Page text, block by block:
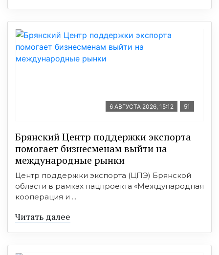
6 АВГУСТА 2026, 15:12 51
Брянский Центр поддержки экспорта
помогает бизнесменам выйти на
международные рынки
Центр поддержки экспорта (ЦПЭ) Брянской
области в рамках нацпроекта «Международная
кооперация и ...
Читать далее